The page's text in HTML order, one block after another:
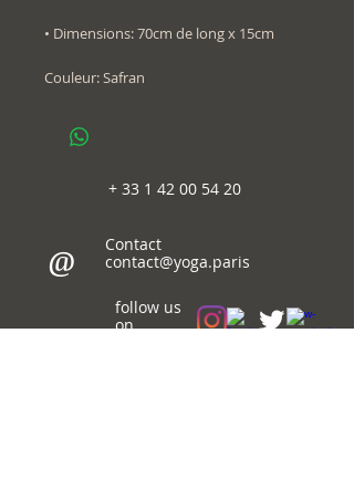
• Dimensions: 70cm de long x 15cm
Couleur: Safran
@
+ 33 1 42 00 54 20
Contact
contact@yoga.paris
follow us
on